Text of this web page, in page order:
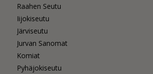
Raahen Seutu
Iijokiseutu
Järviseutu
Jurvan Sanomat
Komiat
Pyhäjokiseutu